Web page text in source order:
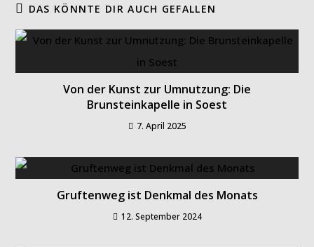
DAS KÖNNTE DIR AUCH GEFALLEN
Von der Kunst zur Umnutzung: Die
Brunsteinkapelle in Soest
7. April 2025
Gruftenweg ist Denkmal des Monats
12. September 2024